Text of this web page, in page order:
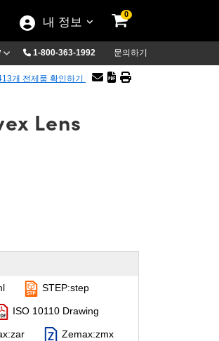
내 정보
0
1-800-363-1992 문의하기
개 전제품 확인하기
Lens
STEP:step
ISO 10110 Drawing
Zemax:zmx